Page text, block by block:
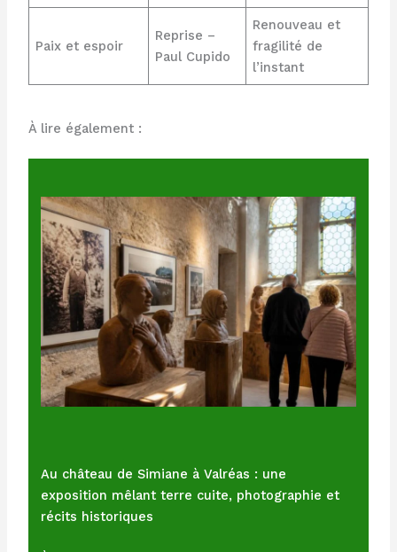
Paix et espoir
Reprise –
Paul Cupido
Renouveau et
fragilité de
l’instant
À lire également :
Au château de Simiane à Valréas : une
exposition mêlant terre cuite, photographie et
récits historiques